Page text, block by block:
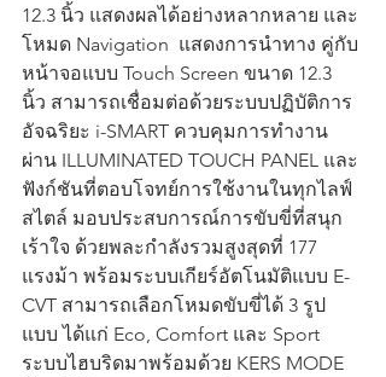
12.3 นิ้ว แสดงผลได้อย่างหลากหลาย และ
โหมด Navigation  แสดงการนำทาง คู่กับ
หน้าจอแบบ Touch Screen ขนาด 12.3
นิ้ว สามารถเชื่อมต่อด้วยระบบปฏิบัติการ
อัจฉริยะ i-SMART ควบคุมการทำงาน
ผ่าน ILLUMINATED TOUCH PANEL และ
ฟังก์ชันที่ตอบโจทย์การใช้งานในทุกไลฟ์
สไตล์ มอบประสบการณ์การขับขี่ที่สนุก
เร้าใจ ด้วยพละกำลังรวมสูงสุดที่ 177
แรงม้า พร้อมระบบเกียร์อัตโนมัติแบบ E-
CVT สามารถเลือกโหมดขับขี่ได้ 3 รูป
แบบ ได้แก่ Eco, Comfort และ Sport
ระบบไฮบริดมาพร้อมด้วย KERS MODE